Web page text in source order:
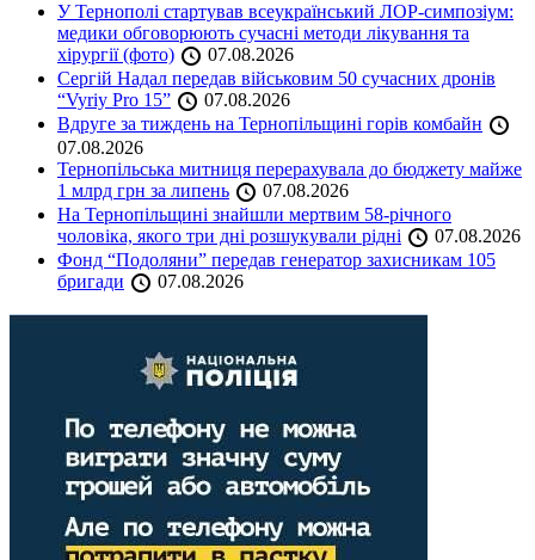
У Тернополі стартував всеукраїнський ЛОР-симпозіум:
медики обговорюють сучасні методи лікування та
хірургії (фото)
07.08.2026
Сергій Надал передав військовим 50 сучасних дронів
“Vyriy Pro 15”
07.08.2026
Вдруге за тиждень на Тернопільщині горів комбайн
07.08.2026
Тернопільська митниця перерахувала до бюджету майже
1 млрд грн за липень
07.08.2026
На Тернопільщині знайшли мертвим 58-річного
чоловіка, якого три дні розшукували рідні
07.08.2026
Фонд “Подоляни” передав генератор захисникам 105
бригади
07.08.2026